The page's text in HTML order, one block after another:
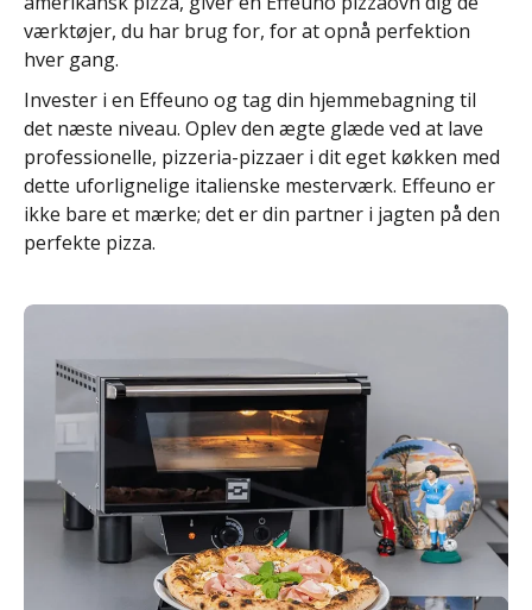
værktøjer, du har brug for, for at opnå perfektion
hver gang.
Invester i en Effeuno og tag din hjemmebagning til
det næste niveau. Oplev den ægte glæde ved at lave
professionelle, pizzeria-pizzaer i dit eget køkken med
dette uforlignelige italienske mesterværk. Effeuno er
ikke bare et mærke; det er din partner i jagten på den
perfekte pizza.